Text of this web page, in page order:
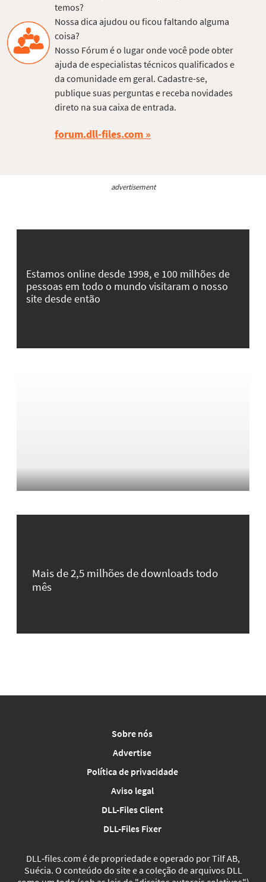
temos?
Nossa dica ajudou ou ficou faltando alguma
coisa?
Nosso Fórum é o lugar onde você pode obter
ajuda de especialistas técnicos qualificados e
da comunidade em geral. Cadastre-se,
publique suas perguntas e receba novidades
direto na sua caixa de entrada.
forum.dll-files.com
advertisement
Estamos online desde 1998, e 100 milhões de
pessoas em todo o mundo visitaram o nosso
site desde então
Mais de 2,5 milhões de downloads todo
mês
Sobre nós
Advertise
Política de privacidade
Aviso legal
DLL-Files Client
DLL-Files Fixer
DLL‑files.com é de propriedade e operado por Tilf AB,
Suécia. O conteúdo do site e a coleção de arquivos DLL